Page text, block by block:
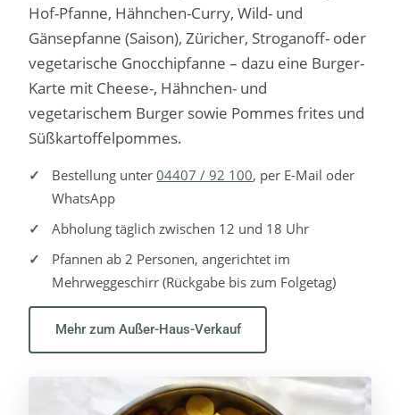
Hof-Pfanne, Hähnchen-Curry, Wild- und
Gänsepfanne (Saison), Züricher, Stroganoff- oder
vegetarische Gnocchipfanne – dazu eine Burger-
Karte mit Cheese-, Hähnchen- und
vegetarischem Burger sowie Pommes frites und
Süßkartoffelpommes.
Bestellung unter04407 / 92 100, per E-Mail oder
WhatsApp
Abholung täglich zwischen 12 und 18 Uhr
Pfannen ab 2 Personen, angerichtet im
Mehrweggeschirr (Rückgabe bis zum Folgetag)
Mehr zum Außer-Haus-Verkauf